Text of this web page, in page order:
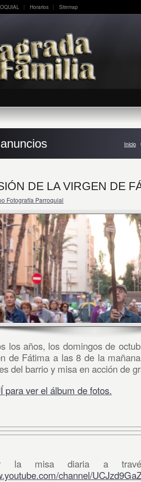
Horarios Sitemap
Inicio
DE LA VIRGEN DE
Fotografía Parroquial
los años, los domingos de
de Fátima a las 8 de la
del barrio y misa en acción de
para ver el álbum de fotos.
la misa diaria a
channel/